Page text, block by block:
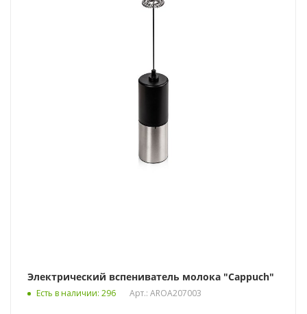
Электрический вспениватель молока "Cappuch"
Есть в наличии: 296 Арт.: AROA207003